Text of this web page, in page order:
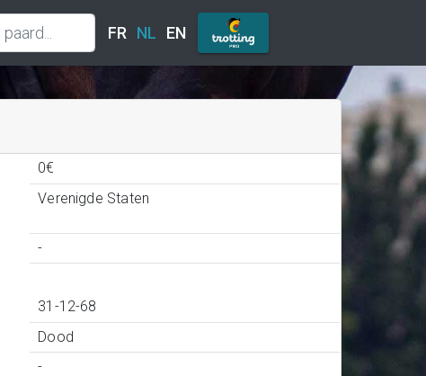
FR NL EN
0€
Verenigde Staten
-
31-12-68
Dood
-